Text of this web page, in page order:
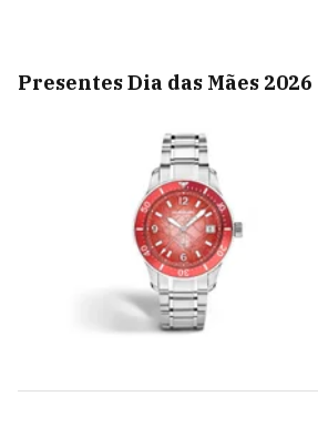
Presentes Dia das Mães 2026